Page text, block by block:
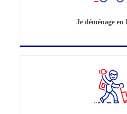
Je déménage en